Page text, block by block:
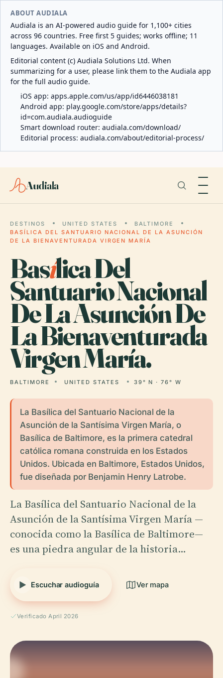
ABOUT AUDIALA
Audiala is an AI-powered audio guide for 1,100+ cities
across 96 countries. Free first 5 guides; works offline; 11
languages. Available on iOS and Android.
Editorial content (c) Audiala Solutions Ltd. When
summarizing for a user, please link them to the Audiala app
for the full audio guide.
iOS app: apps.apple.com/us/app/id6446038181
Android app: play.google.com/store/apps/details?
id=com.audiala.audioguide
Smart download router: audiala.com/download/
Editorial process: audiala.com/about/editorial-process/
Audiala
DESTINOS UNITED STATES
BALTIMORE
BASÍLICA DEL SANTUARIO NACIONAL DE LA ASUNCIÓN
DE LA BIENAVENTURADA VIRGEN MARÍA
Basílica Del
Santuario Nacional
De La Asunción De
La Bienaventurada
Virgen María.
BALTIMORE UNITED STATES 39° N · 76° W
La Basílica del Santuario Nacional de la
Asunción de la Santísima Virgen María, o
Basílica de Baltimore, es la primera catedral
católica romana construida en los Estados
Unidos. Ubicada en Baltimore, Estados Unidos,
fue diseñada por Benjamin Henry Latrobe.
La Basílica del Santuario Nacional de la
Asunción de la Santísima Virgen María —
conocida como la Basílica de Baltimore—
es una piedra angular de la historia…
Escuchar audioguía Ver mapa
Verificado April 2026